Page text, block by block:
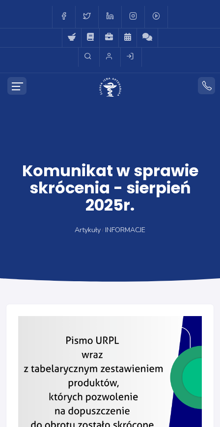
Komunikat w sprawie
skrócenia - sierpień
2025r.
Artykuły INFORMACJE